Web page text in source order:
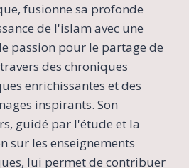
fusionne sa profonde
de l'islam avec une
passion pour le partage de
des chroniques
enrichissantes et des
inspirants. Son
guidé par l'étude et la
sur les enseignements
lui permet de contribuer